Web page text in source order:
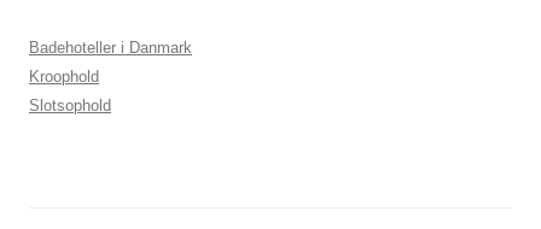
Badehoteller i Danmark
Kroophold
Slotsophold